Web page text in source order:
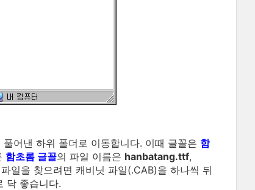
어낸 하위 폴더로 이동합니다. 이때 글꼴은 함
함초롬 글꼴의 파일 이름은 hanbatang.ttf,
일을 찾으려면 캐비닛 파일(.CAB)을 하나씩 뒤
닥 좋습니다.